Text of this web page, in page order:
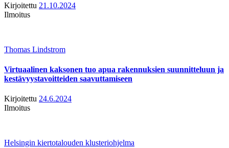
Kirjoitettu 21.10.2024
Ilmoitus
Thomas Lindstrom
Virtuaalinen kaksonen tuo apua rakennuksien suunnitteluun ja
kestävyystavoitteiden saavuttamiseen
Kirjoitettu 24.6.2024
Ilmoitus
Helsingin kiertotalouden klusteriohjelma